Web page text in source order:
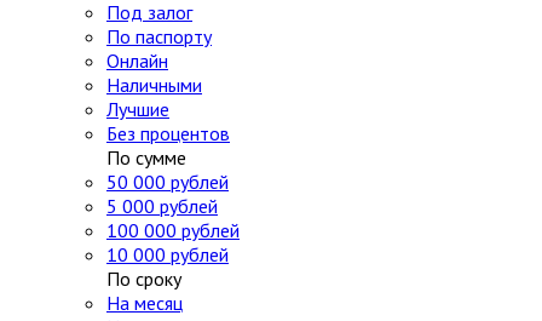
Под залог
По паспорту
Онлайн
Наличными
Лучшие
Без процентов
По сумме
50 000 рублей
5 000 рублей
100 000 рублей
10 000 рублей
По сроку
На месяц